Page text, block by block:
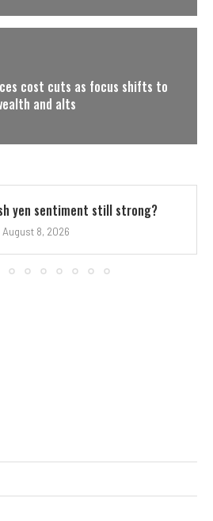
cost cuts as focus shifts to
and alts
yen sentiment still strong?
August 8, 2026